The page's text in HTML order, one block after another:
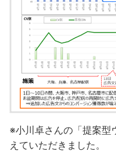
※小川卓さんの「提案型
えていただきました。